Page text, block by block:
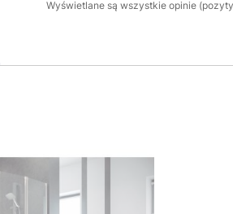
Wyświetlane są wszystkie opinie